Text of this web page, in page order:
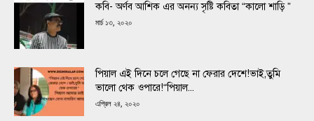
কবি- অর্ণব আশিক এর অনন্য সৃষ্টি কবিতা “কালো শাড়ি ”
মার্চ ১৩, ২০২০
পিয়াল এই দিনে চলে গেছে না ফেরার দেশে!ভাই,তুমি
ভালো থেক ওপারে!“পিয়াল...
এপ্রিল ২৪, ২০২০